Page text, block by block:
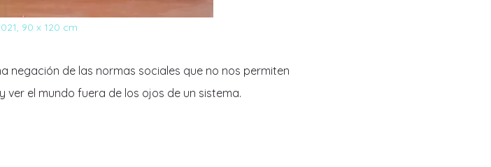
90 x 120 cm
negación de las normas sociales que no nos permiten
ver el mundo fuera de los ojos de un sistema.